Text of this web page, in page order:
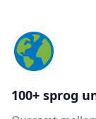
100+ sprog